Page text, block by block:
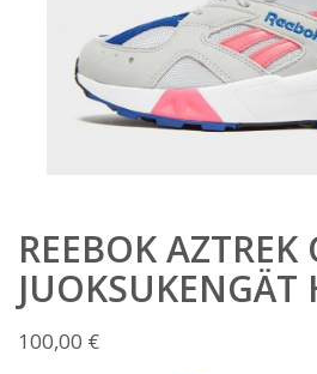
REEBOK AZTREK
100,00 €